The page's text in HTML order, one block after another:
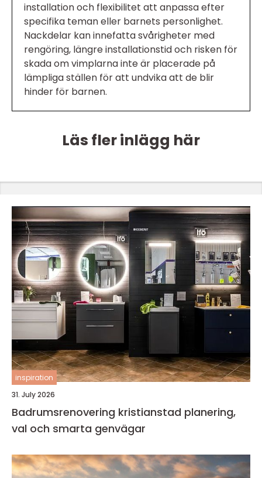
installation och flexibilitet att anpassa efter
specifika teman eller barnets personlighet.
Nackdelar kan innefatta svårigheter med
rengöring, längre installationstid och risken för
skada om vimplarna inte är placerade på
lämpliga ställen för att undvika att de blir
hinder för barnen.
Läs fler inlägg här
inspiration
31. July 2026
Badrumsrenovering kristianstad planering,
val och smarta genvägar